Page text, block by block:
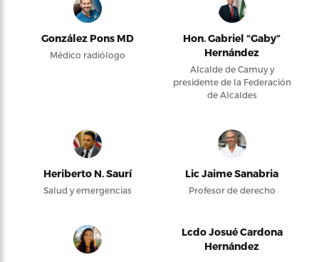
González Pons MD
Médico radiólogo
Hon. Gabriel “Gaby”
Hernández
Alcalde de Camuy y
presidente de la Federación
de Alcaldes
Heriberto N. Saurí
Salud y emergencias
Lic Jaime Sanabria
Profesor de derecho
Lcdo Josué Cardona
Hernández